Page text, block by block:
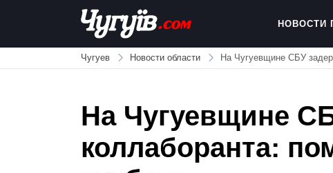
Chuguiv
НОВОСТИ
Чугуев Новости области На Чугуевщине СБУ
На Чугуевщине
коллаборанта: